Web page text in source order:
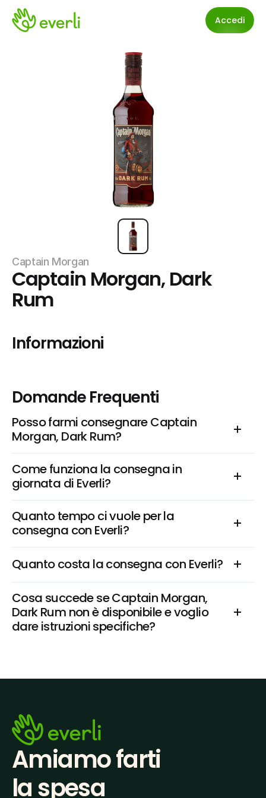
Accedi
Captain Morgan
Captain Morgan, Dark
Rum
Informazioni
Domande Frequenti
Posso farmi consegnare Captain
Morgan, Dark Rum?
Come funziona la consegna in
giornata di Everli?
Quanto tempo ci vuole per la
consegna con Everli?
Quanto costa la consegna con Everli?
Cosa succede se Captain Morgan,
Dark Rum non è disponibile e voglio
dare istruzioni specifiche?
Amiamo farti
la spesa